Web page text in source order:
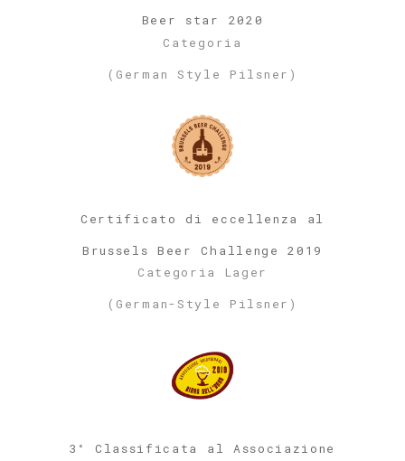
Beer star 2020
Categoria
(German Style Pilsner)
Certificato di eccellenza al
Brussels Beer Challenge 2019
Categoria Lager
(German-Style Pilsner)
3° Classificata al Associazione